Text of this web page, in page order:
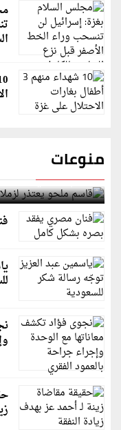
منوعات
قاسم ملحو يعتذر